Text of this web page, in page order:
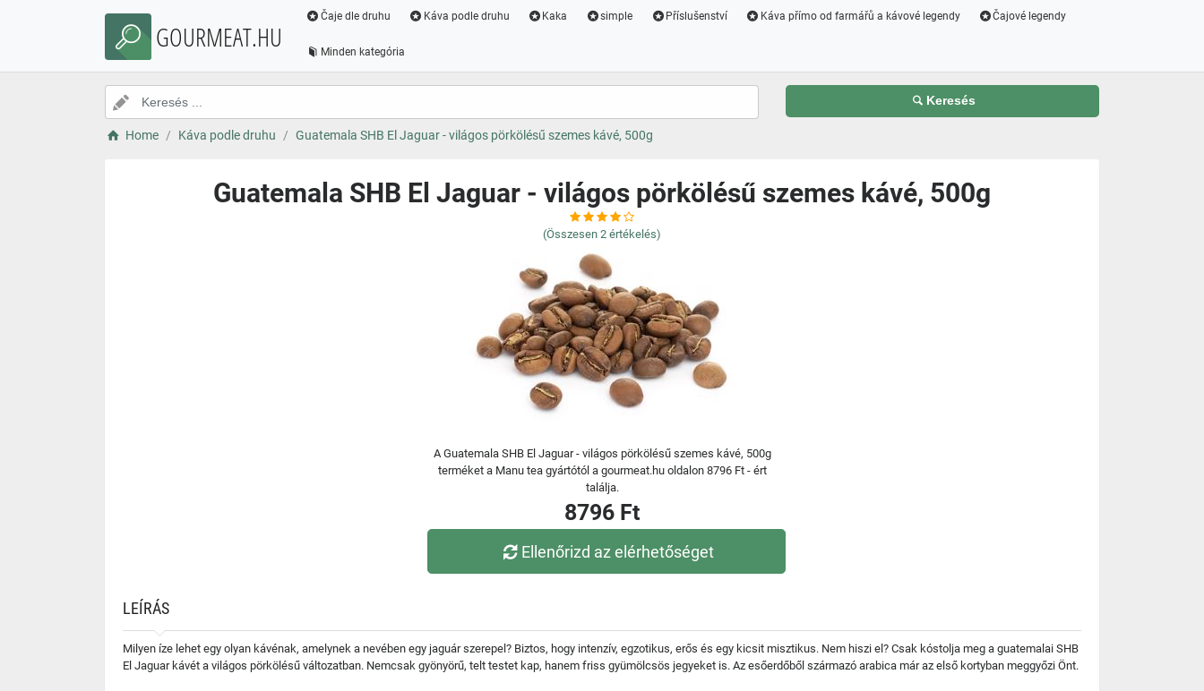
GOURMEAT.HU
Čaje dle druhu Káva podle druhu Kaka simple Příslušenství Káva přímo od farmářů a kávové legendy Čajové legendy
Minden kategória
Keresés
Home Káva podle druhu Guatemala SHB El Jaguar - világos pörkölésű szemes kávé, 500g
Guatemala SHB El Jaguar - világos pörkölésű szemes kávé, 500g
(Összesen 2 értékelés)
A Guatemala SHB El Jaguar - világos pörkölésű szemes kávé, 500g
terméket a Manu tea gyártótól a gourmeat.hu oldalon 8796 Ft - ért
találja.
8796 Ft
Ellenőrizd az elérhetőséget
LEÍRÁS
Milyen íze lehet egy olyan kávénak, amelynek a nevében egy jaguár szerepel? Biztos, hogy intenzív, egzotikus, erős és egy kicsit misztikus. Nem hiszi el? Csak kóstolja meg a guatemalai SHB
El Jaguar kávét a világos pörkölésű változatban. Nemcsak gyönyörű, telt testet kap, hanem friss gyümölcsös jegyeket is. Az esőerdőből származó arabica már az első kortyban meggyőzi Önt.